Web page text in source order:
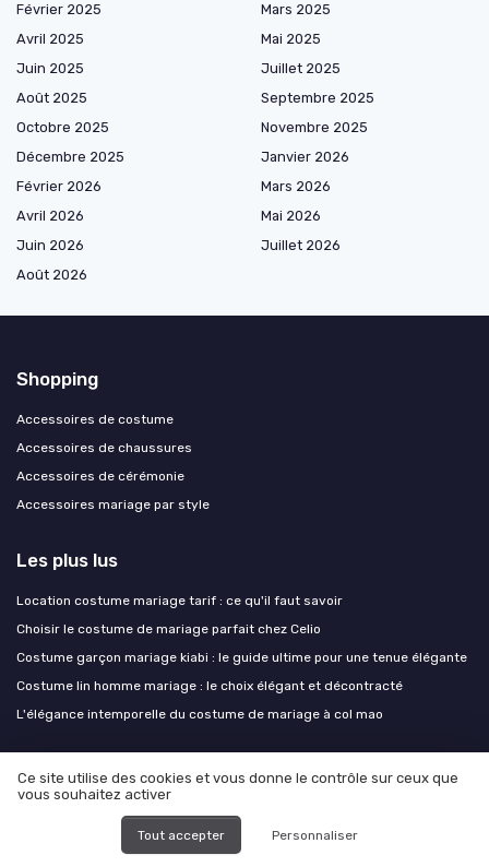
Février 2025
Mars 2025
Avril 2025
Mai 2025
Juin 2025
Juillet 2025
Août 2025
Septembre 2025
Octobre 2025
Novembre 2025
Décembre 2025
Janvier 2026
Février 2026
Mars 2026
Avril 2026
Mai 2026
Juin 2026
Juillet 2026
Août 2026
Shopping
Accessoires de costume
Accessoires de chaussures
Accessoires de cérémonie
Accessoires mariage par style
Les plus lus
Location costume mariage tarif : ce qu'il faut savoir
Choisir le costume de mariage parfait chez Celio
Costume garçon mariage kiabi : le guide ultime pour une tenue élégante
Costume lin homme mariage : le choix élégant et décontracté
L'élégance intemporelle du costume de mariage à col mao
Les derniers articles
Mariages d'automne : flanelle, velours et palettes chaudes pour la
Ce site utilise des cookies et vous donne le contrôle sur ceux que
vous souhaitez activer
Tout accepter Personnaliser